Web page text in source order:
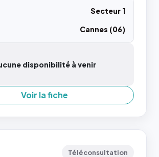
Secteur 1
Cannes (06)
disponibilité à venir
Voir la fiche
Téléconsultation